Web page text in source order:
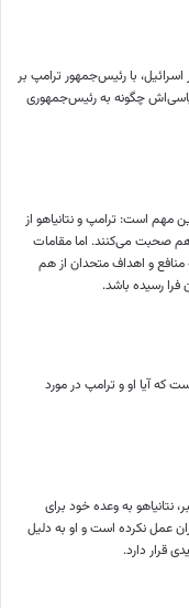
با رئیس‌جمهور ترامپ بر
چگونه به رئیس‌جمهوری
مهم است: ترامپ و نتانیاهو از
هم صحبت می‌کنند. اما مقامات
و اهداف متحدان از هم
فرا رسیده باشد.
که آیا او و ترامپ در مورد
نتانیاهو به وعده خود برای
عمل نکرده است و او به دلیل
قرار دارد.